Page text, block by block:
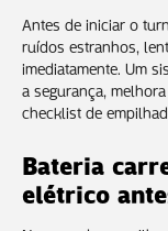
Antes de iniciar o
ruídos estranhos,
imediatamente. Um
a segurança,
checklist de
Bateria
elétrico